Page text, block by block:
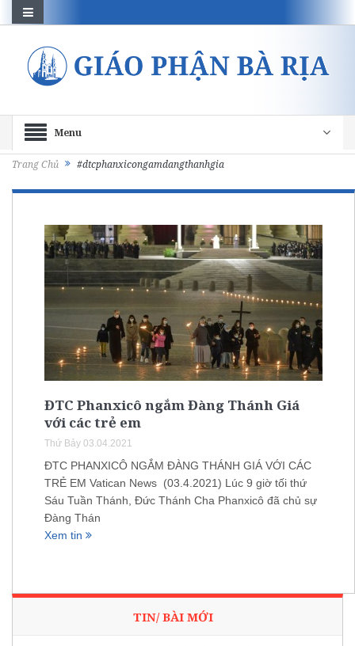
Menu
Trang Chủ #dtcphanxicongamdangthanhgia
ĐTC Phanxicô ngắm Đàng Thánh Giá
với các trẻ em
Thứ Bảy 03.04.2021
ĐTC PHANXICÔ NGẮM ĐÀNG THÁNH GIÁ VỚI CÁC
TRẺ EM Vatican News (03.4.2021) Lúc 9 giờ tối thứ
Sáu Tuần Thánh, Đức Thánh Cha Phanxicô đã chủ sự
Đàng Thán
Xem tin
TIN/ BÀI MỚI